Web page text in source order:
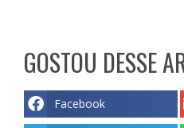
GOSTOU DESSE
Facebook